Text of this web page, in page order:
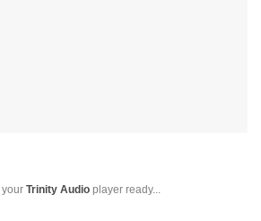
your Trinity Audio player ready...